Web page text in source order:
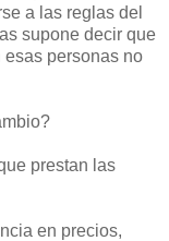
a las reglas del
supone decir que
personas no
prestan las
en precios,